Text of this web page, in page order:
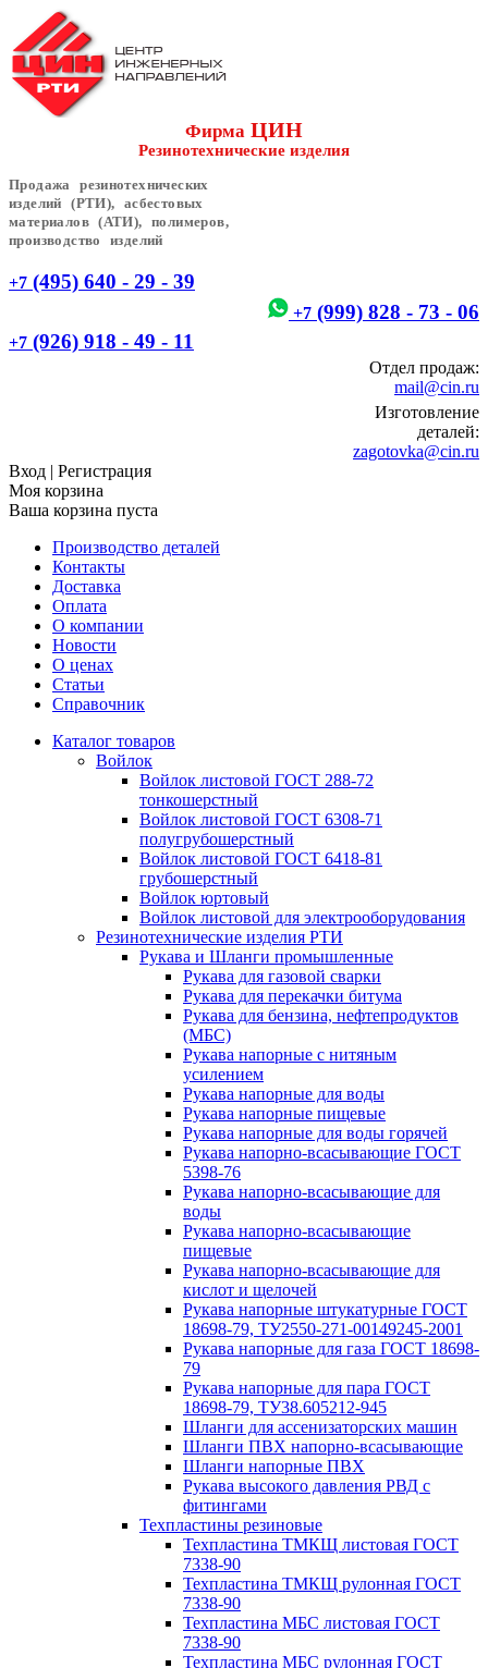
Фирма ЦИН
Резинотехнические изделия
Продажа резинотехнических
изделий (РТИ), асбестовых
материалов (АТИ), полимеров,
производство изделий
+7 (495) 640 - 29 - 39
+7 (999) 828 - 73 - 06
+7 (926) 918 - 49 - 11
Отдел продаж:
mail@cin.ru
Изготовление
деталей:
zagotovka@cin.ru
Вход | Регистрация
Моя корзина
Ваша корзина пуста
Производство деталей
Контакты
Доставка
Оплата
О компании
Новости
О ценах
Статьи
Справочник
Каталог товаров
Войлок
Войлок листовой ГОСТ 288-72
тонкошерстный
Войлок листовой ГОСТ 6308-71
полугрубошерстный
Войлок листовой ГОСТ 6418-81
грубошерстный
Войлок юртовый
Войлок листовой для электрооборудования
Резинотехнические изделия РТИ
Рукава и Шланги промышленные
Рукава для газовой сварки
Рукава для перекачки битума
Рукава для бензина, нефтепродуктов
(МБС)
Рукава напорные с нитяным
усилением
Рукава напорные для воды
Рукава напорные пищевые
Рукава напорные для воды горячей
Рукава напорно-всасывающие ГОСТ
5398-76
Рукава напорно-всасывающие для
воды
Рукава напорно-всасывающие
пищевые
Рукава напорно-всасывающие для
кислот и щелочей
Рукава напорные штукатурные ГОСТ
18698-79, ТУ2550-271-00149245-2001
Рукава напорные для газа ГОСТ 18698-
79
Рукава напорные для пара ГОСТ
18698-79, ТУ38.605212-945
Шланги для ассенизаторских машин
Шланги ПВХ напорно-всасывающие
Шланги напорные ПВХ
Рукава высокого давления РВД с
фитингами
Техпластины резиновые
Техпластина ТМКЩ листовая ГОСТ
7338-90
Техпластина ТМКЩ рулонная ГОСТ
7338-90
Техпластина МБС листовая ГОСТ
7338-90
Техпластина МБС рулонная ГОСТ